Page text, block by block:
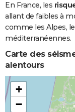
Inondations
et/ou
Coulées de
Boue
Inondations
Coulées de
Boue
En France, les
allant de faibles à
comme les Alpes,
méditerranéennes.
Carte des
alentours
+
−